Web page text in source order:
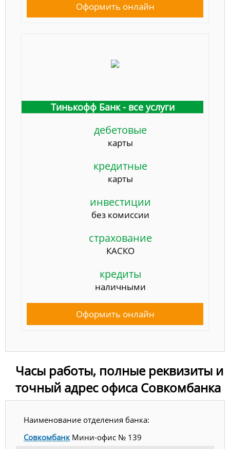
Оформить онлайн
Тинькофф Банк - все услуги
дебетовые
карты
кредитные
карты
инвестиции
без комиссии
страхование
КАСКО
кредиты
наличными
Оформить онлайн
Часы работы, полные реквизиты и
точный адрес офиса Совкомбанка
Наименование отделения банка:
СовкомбанкМини-офис № 139